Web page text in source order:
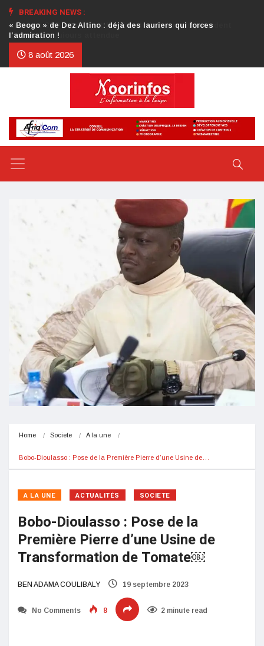
BREAKING NEWS :
Crise au CDP : l’authentification de la lettre du président
d’honneur toujours attendue
8 août 2026
Home Societe A la une
Bobo-Dioulasso : Pose de la Première Pierre d’une Usine de…
A LA UNE ACTUALITÉS SOCIETE
Bobo-Dioulasso : Pose de la
Première Pierre d’une Usine de
Transformation de Tomate￼
BEN ADAMA COULIBALY 19 septembre 2023
No Comments 8 2 minute read